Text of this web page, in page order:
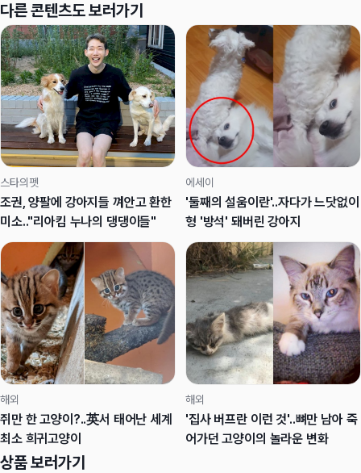
다른 콘텐츠도 보러가기
스타의펫
조권, 양팔에 강아지들 껴안고 환한
미소.."리아킴 누나의 댕댕이들"
에세이
'둘째의 설움이란'..자다가 느닷없이
형 '방석' 돼버린 강아지
해외
쥐만 한 고양이?..英서 태어난 세계
최소 희귀고양이
해외
'집사 버프란 이런 것'..뼈만 남아 죽
어가던 고양이의 놀라운 변화
상품 보러가기